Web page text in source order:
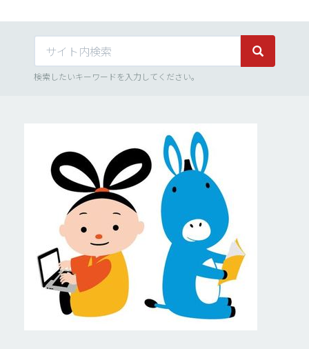
サイト内検索 サイト内
検索したいキーワードを入力してください。